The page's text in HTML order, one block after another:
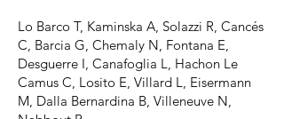
Lo Barco T, Kaminska A, Solazzi R, Cancés
C, Barcia G, Chemaly N, Fontana E,
Desguerre I, Canafoglia L, Hachon Le
Camus C, Losito E, Villard L, Eisermann
M, Dalla Bernardina B, Villeneuve N,